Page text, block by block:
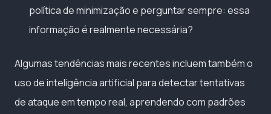
política de minimização e perguntar sempre: essa
informação é realmente necessária?
Algumas tendências mais recentes incluem também o
uso de inteligência artificial para detectar tentativas
de ataque em tempo real, aprendendo com padrões